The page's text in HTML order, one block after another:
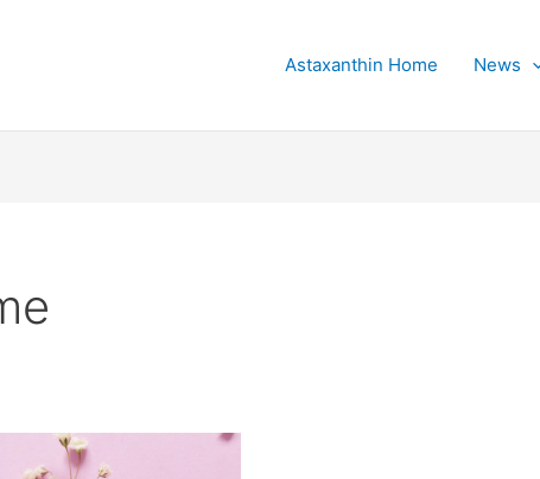
Astaxanthin Home News